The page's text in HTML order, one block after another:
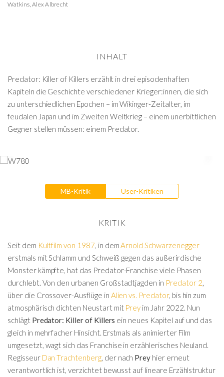
Watkins,Alex Albrecht
INHALT
Predator: Killer of Killers erzählt in drei episodenhaften
Kapiteln die Geschichte verschiedener Krieger:innen, die sich
zu unterschiedlichen Epochen – im Wikinger-Zeitalter, im
feudalen Japan und im Zweiten Weltkrieg – einem unerbittlichen
Gegner stellen müssen: einem Predator.
MB-Kritik User-Kritiken
KRITIK
Seit dem Kultfilm von 1987 , in dem Arnold Schwarzenegger
erstmals mit Schlamm und Schweiß gegen das außerirdische
Monster kämpfte, hat das Predator-Franchise viele Phasen
durchlebt. Von den urbanen Großstadtjagden in Predator 2
über die Crossover-Ausflüge in Alien vs. Predator, bis hin zum
atmosphärisch dichten Neustart mit Prey im Jahr 2022. Nun
schlägt Predator: Killer of Killers ein neues Kapitel auf und das
gleich in mehrfacher Hinsicht. Erstmals als animierter Film
umgesetzt, wagt sich das Franchise in erzählerisches Neuland.
Regisseur Dan Trachtenberg, der nach Prey hier erneut
verantwortlich ist, verzichtet bewusst auf lineare Erzählstruktur